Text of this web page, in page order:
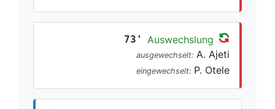
73' Auswechslung
ausgewechselt: A. Ajeti
eingewechselt: P. Otele